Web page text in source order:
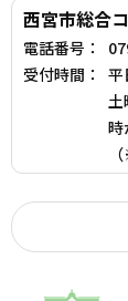
西宮市総合
電話番号：
受付時間：
土
時